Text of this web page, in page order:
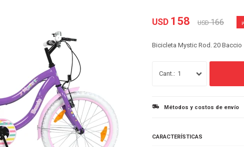
USD 158 USD 166
Bicicleta Mystic Rod. 20 Baccio
1
Métodos y costos de envío
CARACTERÍSTICAS